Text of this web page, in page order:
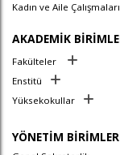
Kadın ve Aile
AKADEMİK
Fakülteler
Enstitü
Yüksekokullar
YÖNETİM